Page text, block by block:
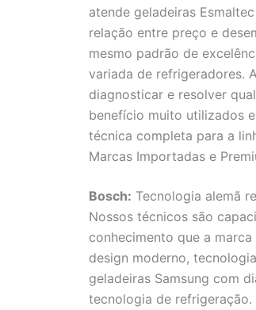
atende geladeiras
relação entre preço e
mesmo padrão de
variada de refrigeradores.
diagnosticar e resolver
benefício muito utilizados
técnica completa para a
Marcas Importadas e
Bosch: Tecnologia alemã
Nossos técnicos são
conhecimento que a marca
design moderno,
geladeiras Samsung com
tecnologia de refrigeração.